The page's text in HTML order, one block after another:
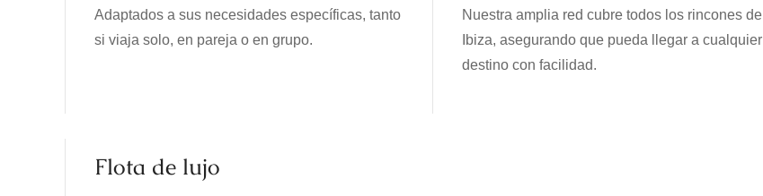
Adaptados a sus necesidades específicas, tanto
si viaja solo, en pareja o en grupo.
Nuestra amplia red cubre todos los rincones de
Ibiza, asegurando que pueda llegar a cualquier
destino con facilidad.
Flota de lujo